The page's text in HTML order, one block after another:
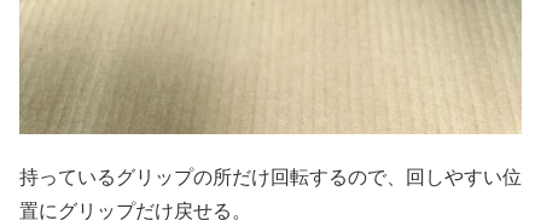
持っているグリップの所だけ回転するので、回しやすい位
置にグリップだけ戻せる。